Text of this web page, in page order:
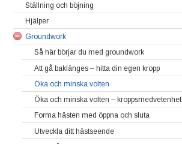
Placera hästens ben
Grundläggande ledövningar
Fortsatta ledövningar
Ställning och böjning
Hjälper
Groundwork
Så här börjar du med groundwork
Att gå baklänges – hitta din egen kropp
Öka och minska volten
Öka och minska volten – kroppsmedvetenhet
Forma hästen med öppna och sluta
Utveckla ditt hästseende